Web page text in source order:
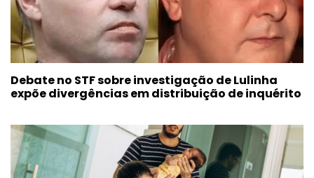
Debate no STF sobre investigação de Lulinha
expõe divergências em distribuição de inquérito